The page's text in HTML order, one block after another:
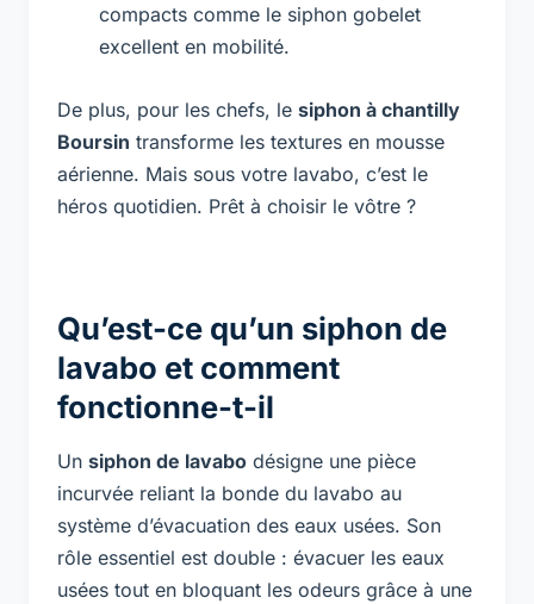
compacts comme le siphon gobelet
excellent en mobilité.
De plus, pour les chefs, le siphon à chantilly
Boursin transforme les textures en mousse
aérienne. Mais sous votre lavabo, c’est le
héros quotidien. Prêt à choisir le vôtre ?
Qu’est-ce qu’un siphon de
lavabo et comment
fonctionne-t-il
Un siphon de lavabo désigne une pièce
incurvée reliant la bonde du lavabo au
système d’évacuation des eaux usées. Son
rôle essentiel est double : évacuer les eaux
usées tout en bloquant les odeurs grâce à une